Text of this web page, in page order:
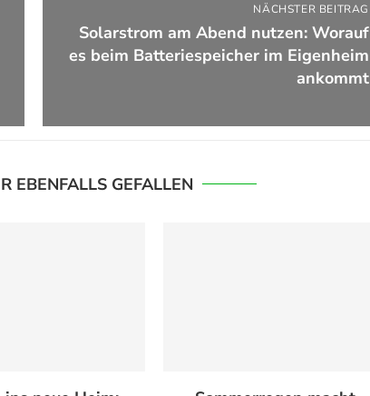
NÄCHSTER BEITRAG
Solarstrom am Abend nutzen: Worauf
es beim Batteriespeicher im Eigenheim
ankommt
EBENFALLS GEFALLEN